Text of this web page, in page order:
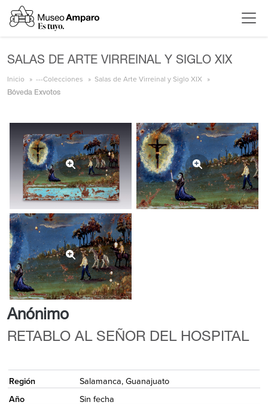
SALAS DE ARTE VIRREINAL Y SIGLO XIX
Inicio ---Colecciones Salas de Arte Virreinal y Siglo XIX
Bóveda Exvotos
Anónimo
RETABLO AL SEÑOR DEL HOSPITAL
Región
Salamanca, Guanajuato
Año
Sin fecha